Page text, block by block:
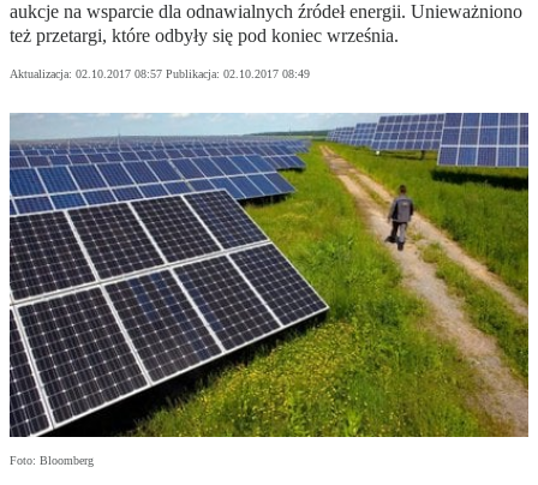
aukcje na wsparcie dla odnawialnych źródeł energii. Unieważniono
też przetargi, które odbyły się pod koniec września.
Aktualizacja: 02.10.2017 08:57 Publikacja: 02.10.2017 08:49
Foto: Bloomberg